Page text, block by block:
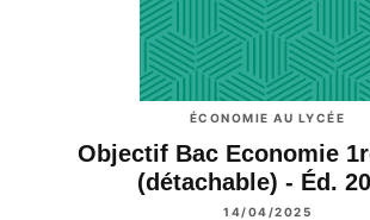
ÉCONOMIE AU LYCÉE
Objectif Bac Economie
(détachable) - Éd.
14/04/2025